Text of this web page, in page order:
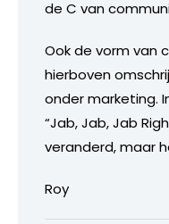
de C van
Ook de vorm van
hierboven
onder marketing.
“Jab, Jab, Jab
veranderd, maar
Roy